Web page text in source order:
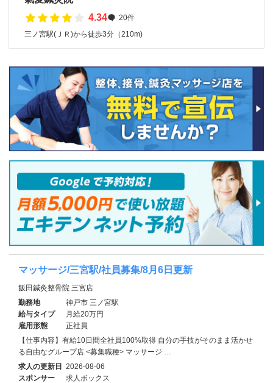
4.34
20件
三ノ宮駅(ＪＲ)から徒歩3分（210m)
マッサージ/三宮駅/社員募集/8月6日更新
飯田鍼灸整骨院 三宮店
勤務地
神戸市 三ノ宮駅
給与タイプ
月給20万円
雇用形態
正社員
【仕事内容】有給10日間全社員100%取得 自分の手技がそのまま活かせ
る自由なグループ店 <募集職種> マッサージ …
求人の更新日 2026-08-06
スポンサー
求人ボックス